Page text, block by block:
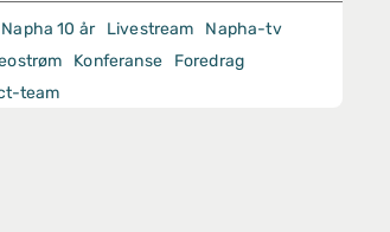
Napha 10 år Livestream
Napha-tv
Konferanse
Foredrag
team